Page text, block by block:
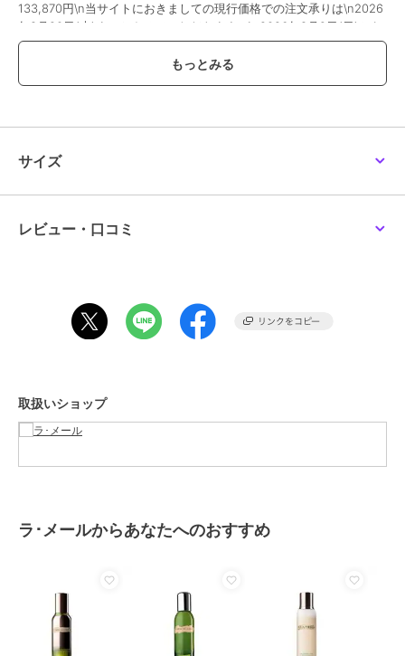
133,870円\n当サイトにおきましての現行価格での注文承りは\n2026
年8月20日(木)までとさせていただきます。\n2026年8月9日(日)から
2026年8月20日(木)は、こちらで掲載の商品につきまして\nお届け日
のご指定をお伺いする事ができません。\nまた、お支払方法につきま
しては、\nクレジットカード・Amazon Payのみとなります。\n店頭
ブランド
性別タイプ
レディース
スキンケア ／ 美容液・オイル
素材
サイズ
レビュー・口コミ
取扱いショップ
ラ･メールからあなたへのおすすめ